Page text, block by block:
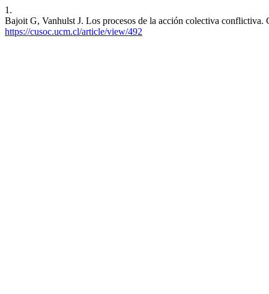
1.
Bajoit G, Vanhulst J. Los procesos de la acción colectiva
https://cusoc.ucm.cl/article/view/492